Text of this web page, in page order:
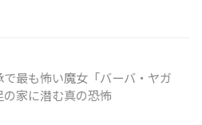
で最も怖い魔女「バーバ・ヤガ
の家に潜む真の恐怖